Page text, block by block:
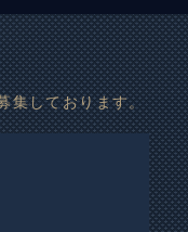
集しております。